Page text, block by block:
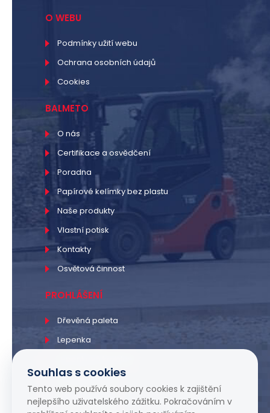
Souhlas s cookies
Tento web používá soubory cookies k zajištění
nejlepšího uživatelského zážitku. Pokračováním v
O WEBU
Podmínky užití webu
Ochrana osobních údajů
Cookies
BALMETO
O nás
Certifikace a osvědčení
Poradna
Papírové kelímky bez plastu
Naše produkty
Vlastní potisk
Kontakty
Osvětová činnost
PROHLÁŠENÍ
Dřevěná paleta
Lepenka
PE sáčky a fólie
PP sáčky a fólie